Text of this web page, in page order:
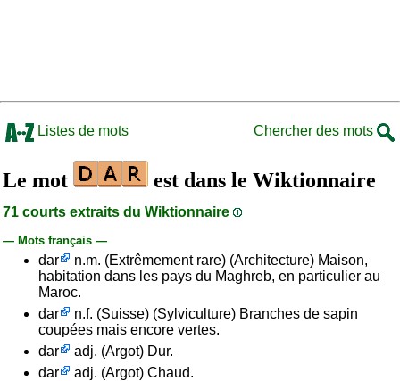
Listes de mots Chercher des mots
Le mot est dans le Wiktionnaire
71 courts extraits du Wiktionnaire
— Mots français —
dar
n.m. (Extrêmement rare) (Architecture) Maison,
habitation dans les pays du Maghreb, en particulier au
Maroc.
dar
n.f. (Suisse) (Sylviculture) Branches de sapin
coupées mais encore vertes.
dar
adj. (Argot) Dur.
dar
adj. (Argot) Chaud.